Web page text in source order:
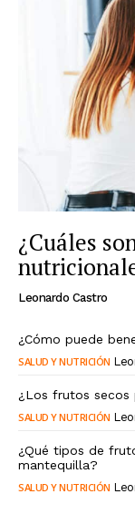
¿Cuáles
Leonardo Castro
¿Cómo puede
SALUD Y NUTRICIÓN
¿Los frutos secos
SALUD Y NUTRICIÓN
¿Qué tipos de
mantequilla?
SALUD Y NUTRICIÓN